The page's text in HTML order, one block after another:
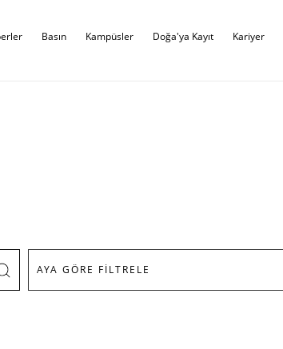
Basın Kampüsler Doğa'ya Kayıt Kariyer